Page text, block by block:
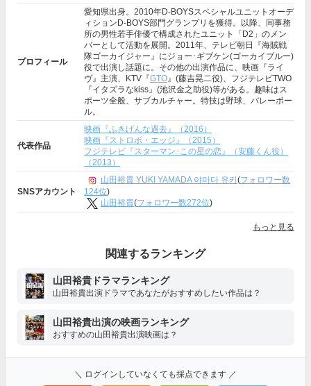
プロフィール
愛知県出身。2010年D-BOYSスペシャルユニットオーデ
ィションD-BOYS部門グランプリを獲得。以降、同事務
所の男性若手俳優で構成されたユニット「D2」のメン
バーとして活動を展開。2011年、テレビ朝日『海賊戦
隊ゴーカイジャー』にジョー･ギブケン(ゴーカイブルー)
役で出演し話題に。その他の出演作品に、映画『ライ
ヴ』主演、KTV『GTO』(藤吉晃二役)、フジテレビTWO
『イタズラなkiss』(池沢金之助役)等がある。趣味はス
ポーツ全般、サブカルチャー。特技は野球、バレーボー
ル。
代表作品
映画『ふきげんな過去』（2016）
映画『ストロボ・エッジ』（2015）
フジテレビ『スターマン･この星の恋』（安藤くん役）
（2013）
SNSアカウント
山田裕貴 YUKI YAMADA 야마다 유키 (フォロワー数
124位)
山田裕貴(フォロワー数272位)
もっと見る
関連するランキング
山田裕貴ドラマランキング
山田裕貴出演ドラマであなたがおすすめしたい作品は？
山田裕貴出演の映画ランキング
おすすめの山田裕貴出演映画は？
＼ ログインしていなくても採点できます ／